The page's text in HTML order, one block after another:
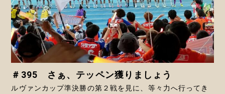
＃395 さぁ、テッペン獲りましょう
ルヴァンカップ準決勝の第２戦を見に、等々力へ行ってき